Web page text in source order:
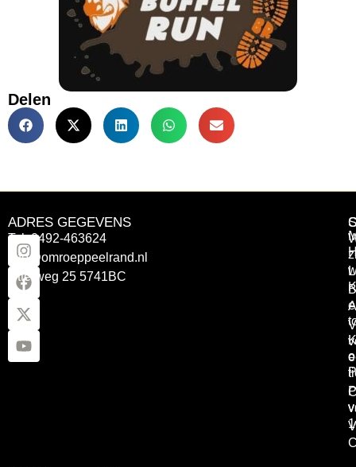
Delen
ADRES GEGEVENS
Tel: 0492-463624
info@omroeppeelrand.nl
Otterweg 25 5741BC